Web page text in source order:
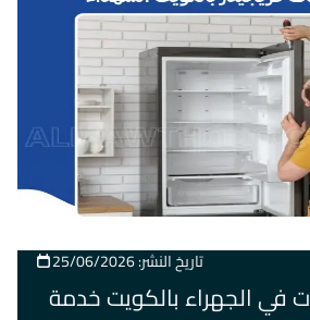
تاريخ النشر: 25/06/2026
في الجهراء بالكويت خدمة